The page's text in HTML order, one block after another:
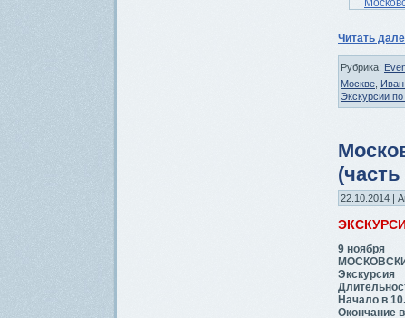
Читать
Рубрика:
Москве
Экскурсии
(часть
22.10.2014 |
9 ноября
Экскурсия
Начало в
Окончание